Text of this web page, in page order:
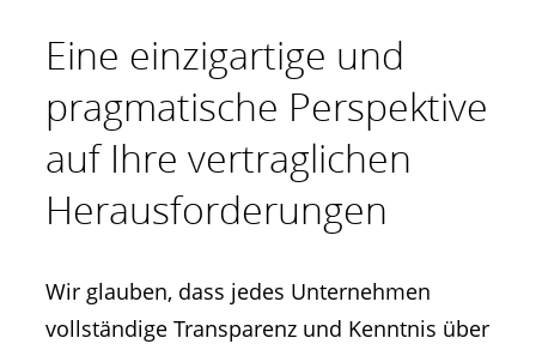
Eine einzigartige und
pragmatische Perspektive
auf Ihre vertraglichen
Herausforderungen
Wir glauben, dass jedes Unternehmen
vollständige Transparenz und Kenntnis über